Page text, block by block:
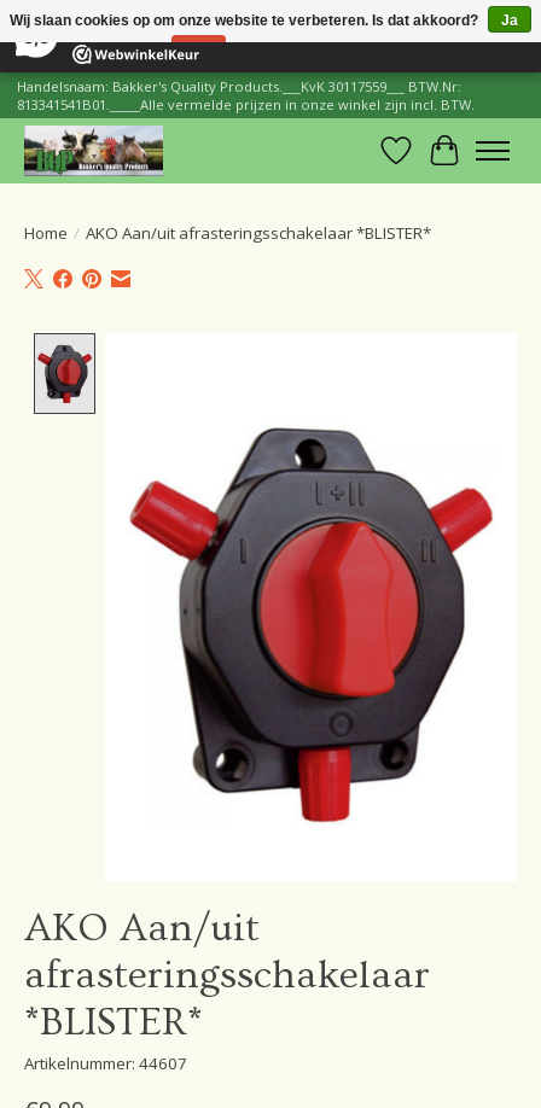
206 Reviews ×
Handelsnaam: Bakker's Quality Products.___KvK 30117559___ BTW.Nr:
813341541B01._____Alle vermelde prijzen in onze winkel zijn incl. BTW.
Verlanglijst
Home / AKO Aan/uit afrasteringsschakelaar *BLISTER*
AKO Aan/uit
afrasteringsschakelaar
*BLISTER*
Artikelnummer: 44607
Wij slaan cookies op om onze website te verbeteren. Is dat akkoord?
Ja
Nee